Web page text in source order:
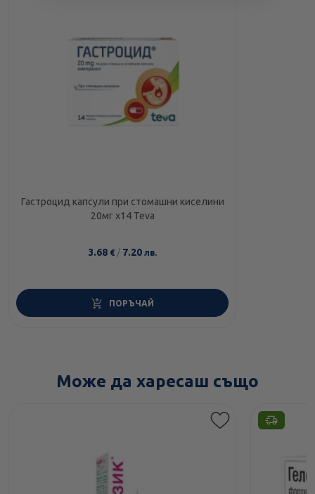
Гастроцид капсули при стомашни киселини
20мг х14 Teva
3.68 € / 7.20 лв.
ПОРЪЧАЙ
Може да харесаш също